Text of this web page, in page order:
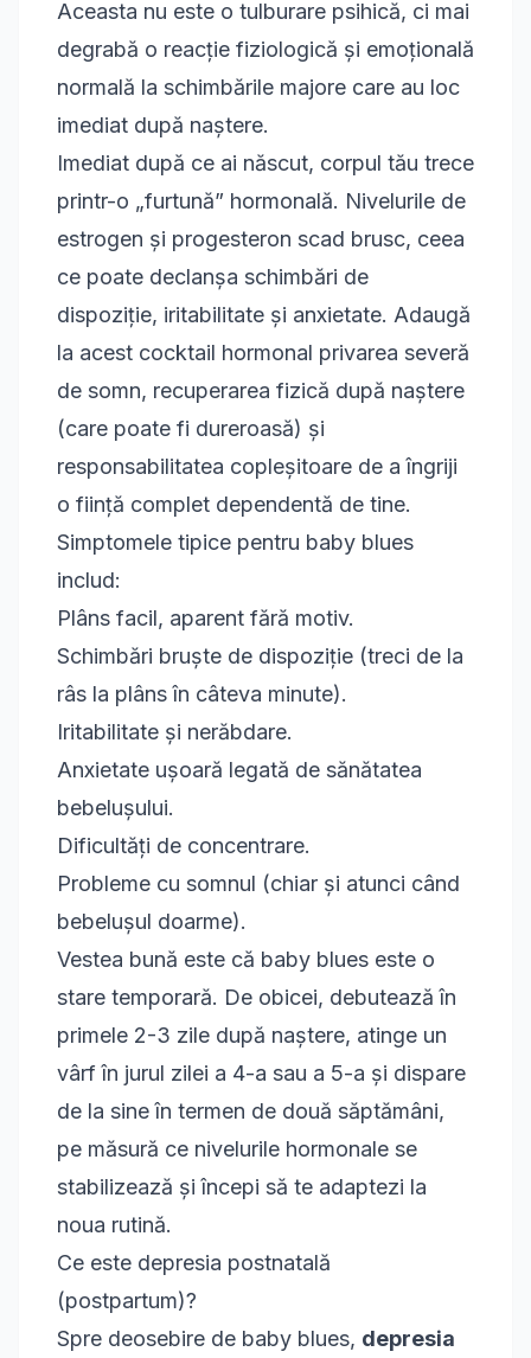
Aceasta nu este o tulburare psihică, ci mai
degrabă o reacție fiziologică și emoțională
normală la schimbările majore care au loc
imediat după naștere.
Imediat după ce ai născut, corpul tău trece
printr-o „furtună” hormonală. Nivelurile de
estrogen și progesteron scad brusc, ceea
ce poate declanșa schimbări de
dispoziție, iritabilitate și anxietate. Adaugă
la acest cocktail hormonal privarea severă
de somn, recuperarea fizică după naștere
(care poate fi dureroasă) și
responsabilitatea copleșitoare de a îngriji
o ființă complet dependentă de tine.
Simptomele tipice pentru baby blues
includ:
Plâns facil, aparent fără motiv.
Schimbări bruște de dispoziție (treci de la
râs la plâns în câteva minute).
Iritabilitate și nerăbdare.
Anxietate ușoară legată de sănătatea
bebelușului.
Dificultăți de concentrare.
Probleme cu somnul (chiar și atunci când
bebelușul doarme).
Vestea bună este că baby blues este o
stare temporară. De obicei, debutează în
primele 2-3 zile după naștere, atinge un
vârf în jurul zilei a 4-a sau a 5-a și dispare
de la sine în termen de două săptămâni,
pe măsură ce nivelurile hormonale se
stabilizează și începi să te adaptezi la
noua rutină.
Ce este depresia postnatală
(postpartum)?
Spre deosebire de baby blues, depresia